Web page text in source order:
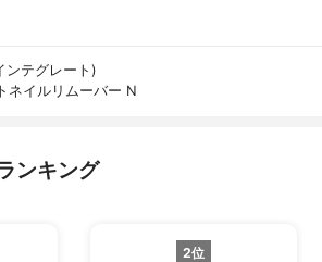
ンテグレート)
ネイルリムーバー N
ンキング
2位